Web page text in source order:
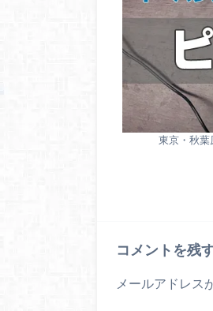
東京・秋葉
コメントを残
メールアドレス